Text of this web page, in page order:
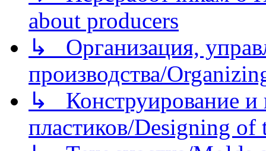
about producers
↳ Организация,
производства/
↳ Конструирование и
пластиков/Designing of